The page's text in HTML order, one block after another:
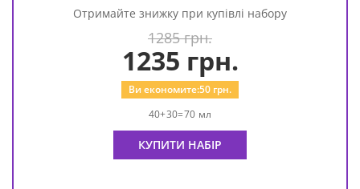
Отримайте знижку при купівлі набору
1285 грн.
1235 грн.
Ви економите:50 грн.
40+30=70 мл
КУПИТИ НАБІР